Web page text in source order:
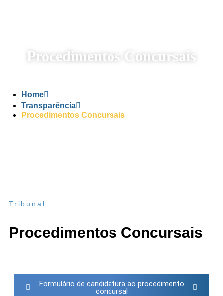
Procedimentos Concursais
Home
Transparência
Procedimentos Concursais
Tribunal
Procedimentos Concursais
Formulário de candidatura ao procedimento
concursal
(link